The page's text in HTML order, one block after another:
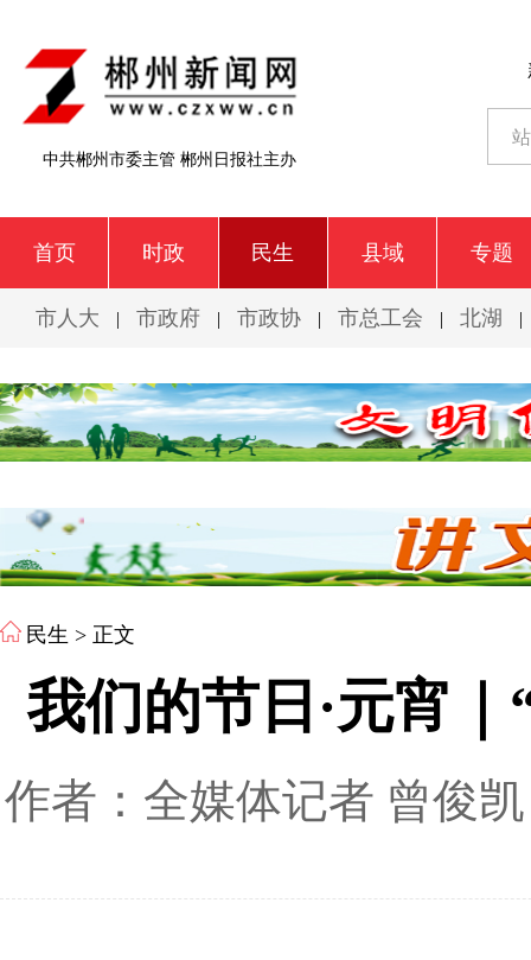
中共郴州市委主管 郴州日报社主办
首页 时政 民生 县域 专题
市人大 | 市政府 | 市政协 | 市总工会 | 北湖 |
民生 > 正文
我们的节日·元宵
作者：全媒体记者 曾俊凯